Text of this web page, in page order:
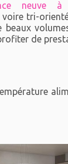
neuve à
tri-
de